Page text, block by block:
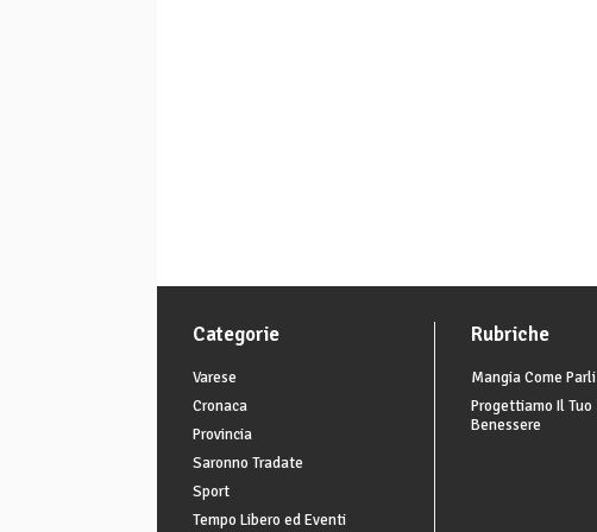
Categorie
Varese
Cronaca
Provincia
Saronno Tradate
Sport
Tempo Libero ed Eventi
Rubriche
Mangia Come Parli
Progettiamo Il Tuo
Benessere